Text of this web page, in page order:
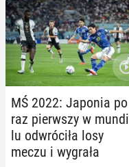
MŚ 2022: Japonia po
raz pierw­szy w
lu od­wró­ci­ła losy
meczu i wygrała